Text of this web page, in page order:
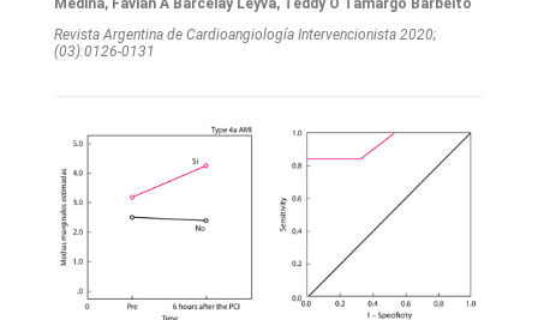
Medina, Favian A Barcelay Leyva, Teddy O Tamargo Barbeito
Revista Argentina de Cardioangiologí­a Intervencionista 2020;
(03):0126-0131